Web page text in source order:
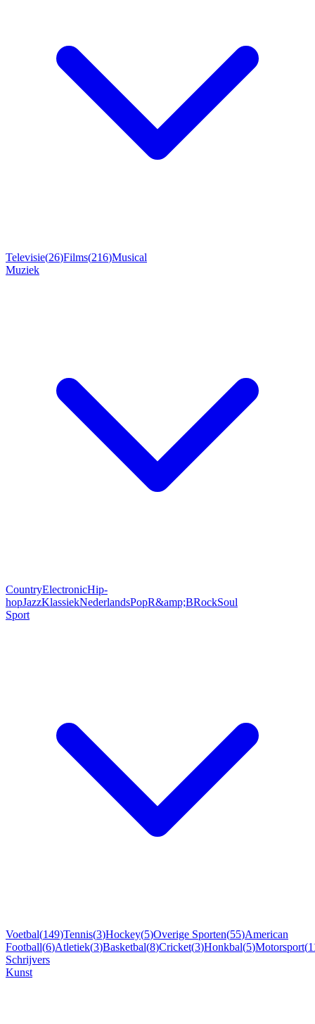
Televisie(26)Films(216)Musical
Muziek
CountryElectronicHip-
hopJazzKlassiekNederlandsPopR&amp;BRockSoul
Sport
Voetbal(149)Tennis(3)Hockey(5)Overige Sporten(55)American
Football(6)Atletiek(3)Basketbal(8)Cricket(3)Honkbal(5)Motorsport(
Schrijvers
Kunst